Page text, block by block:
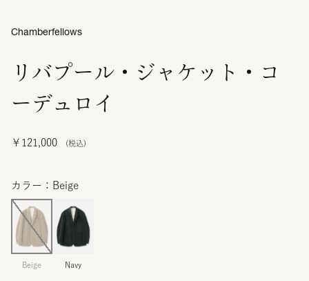
リバプール・ジャケット・コ
ーデュロイ
￥121,000
Chamberfellows
カラー：Beige
Beige Navy